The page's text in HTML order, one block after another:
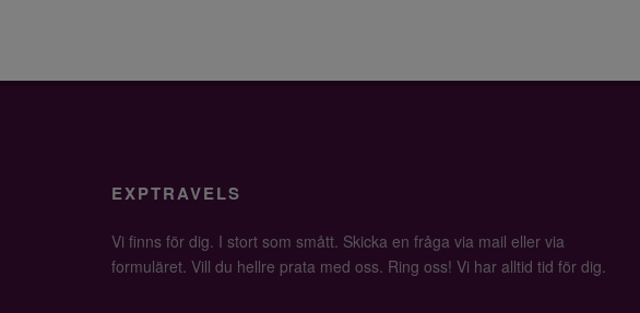
EXPTRAVELS
Vi finns för dig. I stort som smått. Skicka en fråga via mail eller via
formuläret. Vill du hellre prata med oss. Ring oss! Vi har alltid tid för dig.